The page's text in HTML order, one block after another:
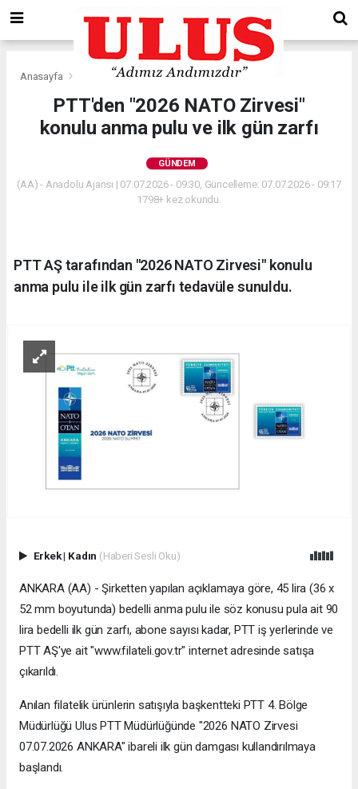
Anasayfa Gündem
PTT'den "2026 NATO Zirvesi"
konulu anma pulu ve ilk gün zarfı
GÜNDEM
(AA) - Anadolu Ajansı | 07.07.2026 - 09:30, Güncelleme: 07.07.2026 - 09:17
1798+ kez okundu.
PTT AŞ tarafından "2026 NATO Zirvesi" konulu
anma pulu ile ilk gün zarfı tedavüle sunuldu.
Erkek| Kadın (Haberi Sesli Oku)
ANKARA (AA) - Şirketten yapılan açıklamaya göre, 45 lira (36 x
52 mm boyutunda) bedelli anma pulu ile söz konusu pula ait 90
lira bedelli ilk gün zarfı, abone sayısı kadar, PTT iş yerlerinde ve
PTT AŞ'ye ait "www.filateli.gov.tr" internet adresinde satışa
çıkarıldı.
Anılan filatelik ürünlerin satışıyla başkentteki PTT 4. Bölge
Müdürlüğü Ulus PTT Müdürlüğünde "2026 NATO Zirvesi
07.07.2026 ANKARA" ibareli ilk gün damgası kullandırılmaya
başlandı.​​​​​​​​​​​​​​